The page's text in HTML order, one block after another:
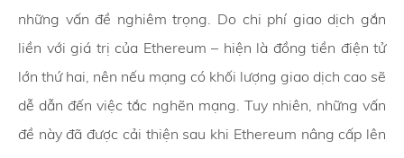
những vấn đề nghiêm trọng. Do chi phí giao dịch gắn
liền với giá trị của Ethereum – hiện là đồng tiền điện tử
lớn thứ hai, nên nếu mạng có khối lượng giao dịch cao sẽ
dễ dẫn đến việc tắc nghẽn mạng. Tuy nhiên, những vấn
đề này đã được cải thiện sau khi Ethereum nâng cấp lên